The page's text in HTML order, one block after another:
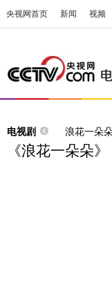
央视网首页 新闻 视频
电视剧 浪花一朵
《浪花一朵朵